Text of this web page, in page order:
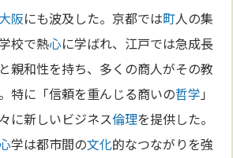
大阪にも波及した。京都では町人の集
校で熱心に学ばれ、江戸では急成長
と親和性を持ち、多くの商人がその教
特に「信頼を重んじる商いの哲学 」
に新しいビジネス倫理を提供した。
学は都市間の文化的なつながりを強